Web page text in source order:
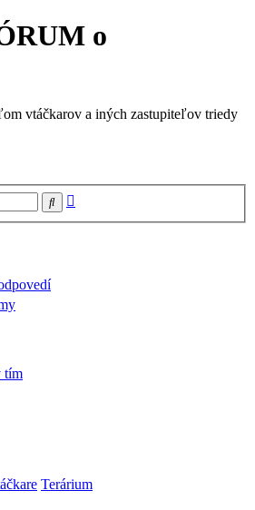
o
vtáčkarov a iných zastupiteľov triedy
Hľadať
tím
Terárium